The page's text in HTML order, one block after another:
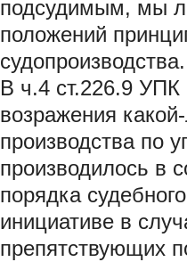
подсудимым, мы
положений
судопроизводства.
В ч.4 ст.226.9 УПК
возражения
производства по
производилось в
порядка
инициативе в
препятствующих